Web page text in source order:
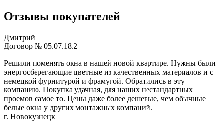
Отзывы покупателей
Дмитрий
Договор № 05.07.18.2
Решили поменять окна в нашей новой квартире. Нужны были
энергосберегающие цветные из качественных материалов и с
немецкой фурнитурой и фрамугой. Обратились в эту
компанию. Покупка удачная, для наших нестандартных
проемов самое то. Цены даже более дешевые, чем обычные
белые окна у других монтажных компаний.
г. Новокузнецк